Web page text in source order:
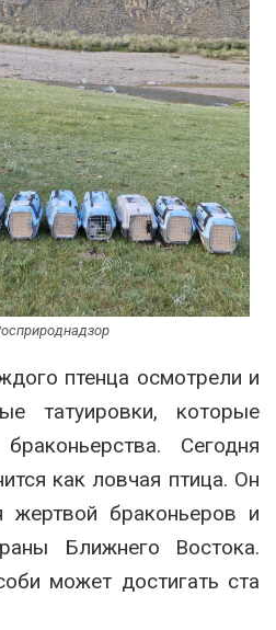
птенца осмотрели и
татуировки, которые
Сегодня
как ловчая птица. Он
жертвой браконьеров и
Ближнего Востока.
может достигать ста